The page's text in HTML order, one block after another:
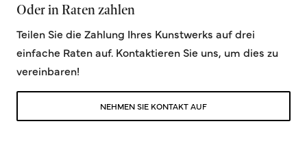
Oder in Raten zahlen
Teilen Sie die Zahlung Ihres Kunstwerks auf drei
einfache Raten auf. Kontaktieren Sie uns, um dies zu
vereinbaren!
NEHMEN SIE KONTAKT AUF